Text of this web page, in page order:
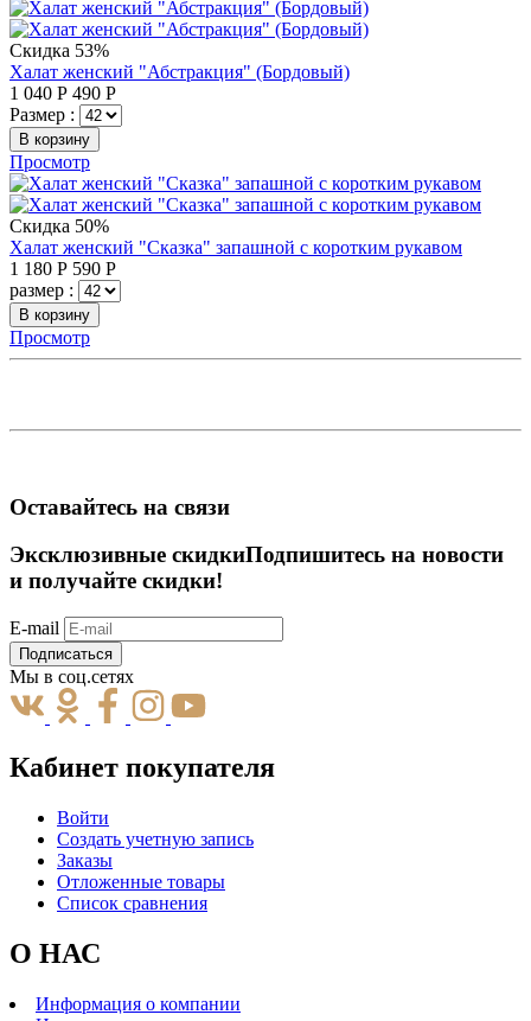
Скидка 53%
Халат женский "Абстракция" (Бордовый)
1 040 Р 490 Р
Размер :
В корзину
Просмотр
Скидка 50%
Халат женский "Сказка" запашной с коротким рукавом
1 180 Р 590 Р
размер :
В корзину
Просмотр
Оставайтесь на связи
Эксклюзивные скидкиПодпишитесь на новости
и получайте скидки!
E-mail
Подписаться
Мы в соц.сетях
Кабинет покупателя
Войти
Создать учетную запись
Заказы
Отложенные товары
Список сравнения
О НАС
Информация о компании